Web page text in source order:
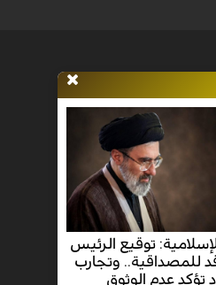
توقيع الرئيس
للمصداقية.. وتجارب
عدم الوثوق